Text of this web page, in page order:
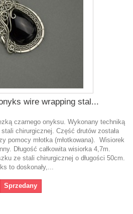
wire wrapping stal...
czarnego onyksu. Wykonany techniką
chirurgicznej. Część drutów została
pomocy młotka (młotkowana). Wisiorek
Długość całkowita wisiorka 4,7m.
ze stali chirurgicznej o długości 50cm.
to doskonały,...
Sprzedany